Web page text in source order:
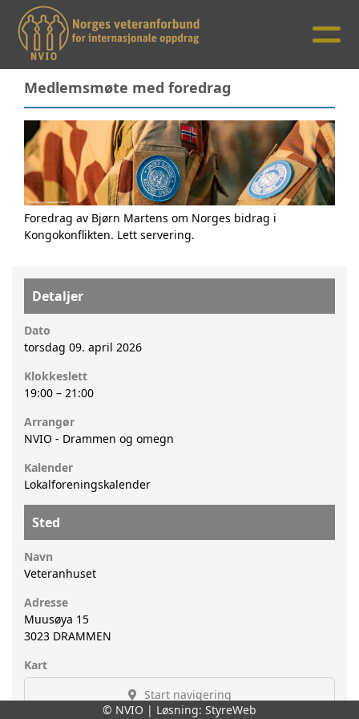
Medlemsmøte med foredrag
Foredrag av Bjørn Martens om Norges bidrag i
Kongokonflikten. Lett servering.
Detaljer
Dato
torsdag 09. april 2026
Klokkeslett
19:00 – 21:00
Arrangør
NVIO - Drammen og omegn
Kalender
Lokalforeningskalender
Sted
Navn
Veteranhuset
Adresse
Muusøya 15
3023 DRAMMEN
Kart
Start navigering
© NVIO | Løsning: StyreWeb